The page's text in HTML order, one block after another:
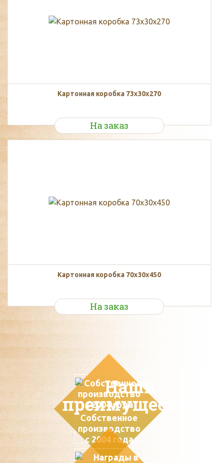
Картонная коробка 73х30х270
На заказ
Картонная коробка 70х30х450
На заказ
Наши
преимущества
Собственное
производство
с 2004 года